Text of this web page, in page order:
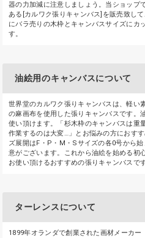
器の力加減に注意しましょう。当ショップ
ある[カルワク張りキャンバス]を販売致し
にバラ売りの木枠とキャンバスサイズにカ
す。
油絵用のキャンバスについて
世界堂のカルワク張りキャンバスは、軽い
の麻画布を使用した張りキャンバスです。
使い頂けます。「杉木枠のキャンバスは重
作業するのは大変…」とお悩みの方におす
ズ展開はF・P・M・Sサイズの各0号から
意がございます。これから油絵を始める初
お使い頂けるおすすめの張りキャンバスです
ターレンスについて
1899年オランダで創業された画材メーカ